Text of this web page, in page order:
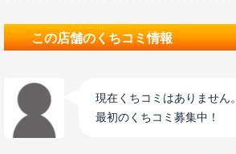
この店舗のくちコミ情報
現在くちコミはありません。
最初のくちコミ募集中！